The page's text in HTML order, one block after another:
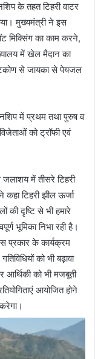
के तहत टिहरी वाटर
मुख्यमंत्री ने इस
मिक्सिंग का काम करने,
में खेल मैदान का
से जायका से पेयजल
में प्रथम तथा पुरुष व
को ट्रॉफी एवं
जलाशय में तीसरे टिहरी
टिहरी झील ऊर्जा
की दृष्टि से भी हमारे
भूमिका निभा रही है।
प्रकार के कार्यक्रम
को भी बढ़ावा
को भी मजबूती
आयोजित होने